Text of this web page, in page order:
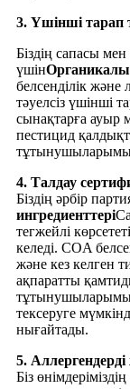
3. Үшінші тарап
Біздің сапасы мен
үшін
белсенділік және
тәуелсіз үшінші
сынақтарға ауыр
пестицид
4. Талдау
Біздің әрбір
ингредиенттері
тегжейлі
келеді. COA
және кез келген
ақпаратты
тексеруге
нығайтады.
5.
Біз